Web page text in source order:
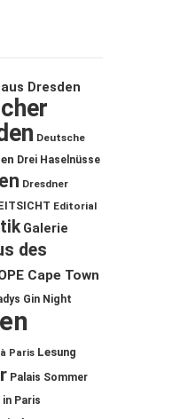
Dresden
Deutsche
Drei Haselnüsse
Dresdner
Editorial
Galerie
des
Cape Town
Gin Night
Paris Lesung
Palais Sommer
in Paris